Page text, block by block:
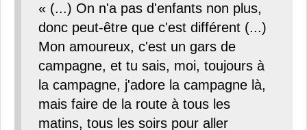
« (...) On n'a pas d'enfants non plus,
donc peut-être que c'est différent (...)
Mon amoureux, c'est un gars de
campagne, et tu sais, moi, toujours à
la campagne, j'adore la campagne là,
mais faire de la route à tous les
matins, tous les soirs pour aller